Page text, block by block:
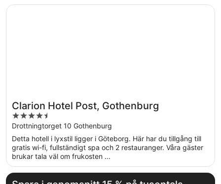
Clarion Hotel Post, Gothenburg
4.5
out
of
5
Drottningtorget 10 Gothenburg
Detta hotell i lyxstil ligger i Göteborg. Här har du tillgång till
gratis wi-fi, fullständigt spa och 2 restauranger. Våra gäster
brukar tala väl om frukosten ...
Öppnas i ett nytt fönster
Clarion Hotel Post, Gothenburg